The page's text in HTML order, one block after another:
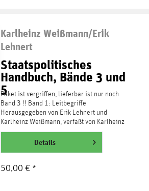
Karlheinz Weißmann/Erik
Lehnert
Staatspolitisches
Handbuch, Bände 3 und
5
Paket ist vergriffen, lieferbar ist nur noch
Band 3 !! Band 1: Leitbegriffe
Herausgegeben von Erik Lehnert und
Karlheinz Weißmann, verfaßt von Karlheinz
Weißmann 176 Seiten,...
weiterlesenDetails
50,00 € *